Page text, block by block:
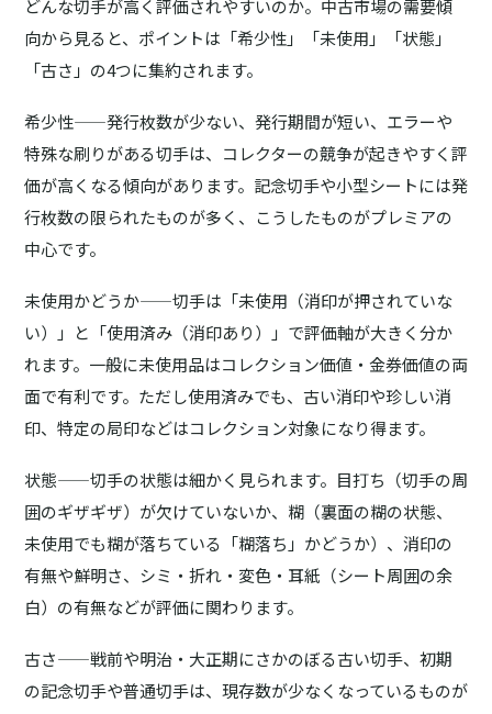
どんな切手が高く評価されやすいのか。中古市場の需要傾
向から見ると、ポイントは「希少性」「未使用」「状態」
「古さ」の4つに集約されます。
希少性——発行枚数が少ない、発行期間が短い、エラーや
特殊な刷りがある切手は、コレクターの競争が起きやすく評
価が高くなる傾向があります。記念切手や小型シートには発
行枚数の限られたものが多く、こうしたものがプレミアの
中心です。
未使用かどうか——切手は「未使用（消印が押されていな
い）」と「使用済み（消印あり）」で評価軸が大きく分か
れます。一般に未使用品はコレクション価値・金券価値の両
面で有利です。ただし使用済みでも、古い消印や珍しい消
印、特定の局印などはコレクション対象になり得ます。
状態——切手の状態は細かく見られます。 目打ち （切手の周
囲のギザギザ）が欠けていないか、 糊 （裏面の糊の状態、
未使用でも糊が落ちている「糊落ち」かどうか）、 消印の
有無や鮮明さ、シミ・折れ・変色・耳紙（シート周囲の余
白）の有無などが評価に関わります。
古さ——戦前や明治・大正期にさかのぼる古い切手、初期
の記念切手や普通切手は、現存数が少なくなっているものが